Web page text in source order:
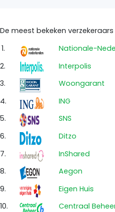
De meest bekeken
1.
Nationale-
2.
Interpolis
3.
Woongarant
4.
ING
5.
SNS
6.
Ditzo
7.
InShared
8.
Aegon
9.
Eigen Huis
10.
Centraal